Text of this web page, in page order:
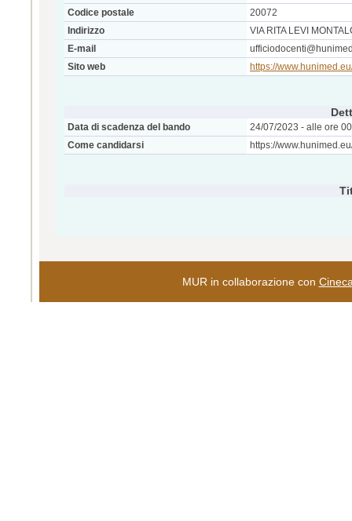
Codice postale
20072
Indirizzo
VIA RITA LEVI
E-mail
Sito web
https://
Data di scadenza del bando
24/07/2023 - alle ore
Come candidarsi
https://
MUR in collaborazione con